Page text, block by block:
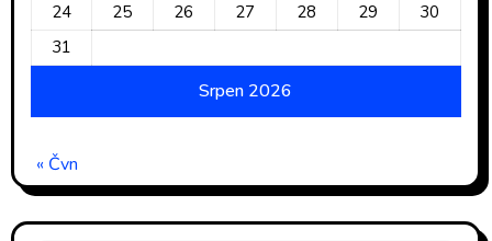
Srpen 2026
24
25 26 27 28 29
30
31
« Čvn